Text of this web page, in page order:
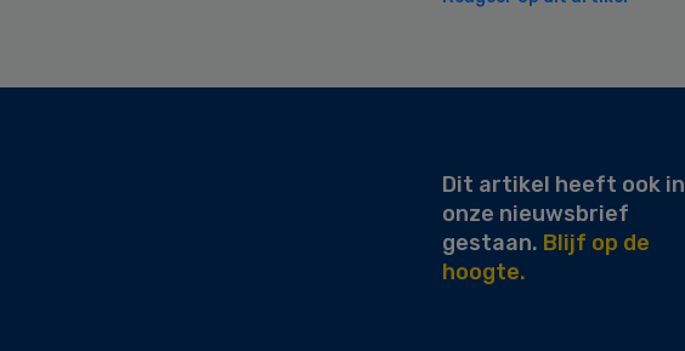
Dit artikel heeft ook in
onze nieuwsbrief
gestaan. Blijf op de
hoogte.